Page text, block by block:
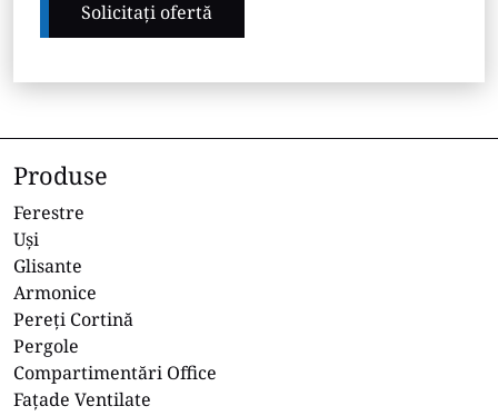
Produse
Ferestre
Uși
Glisante
Armonice
Pereți Cortină
Pergole
Compartimentări Office
Fațade Ventilate